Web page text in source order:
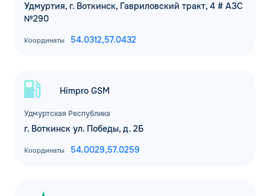
Удмуртия, г. Воткинск, Гавриловский тракт, 4 # АЗС
№290
Координаты 54.0312,57.0432
Удмуртская Республика
Himpro GSM
г. Воткинск ул. Победы, д. 2Б
Координаты 54.0029,57.0259